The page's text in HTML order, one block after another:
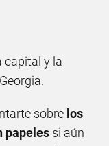
capital y la
sobre los
papeles si aún